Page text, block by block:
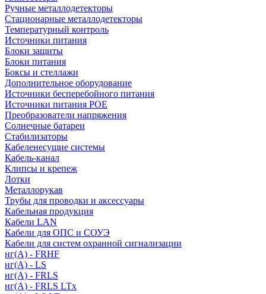
Ручные металлодетекторы
Стационарные металлодетекторы
Температурный контроль
Источники питания
Блоки защиты
Блоки питания
Боксы и стеллажи
Дополнительное оборудование
Источники бесперебойного питания
Источники питания POE
Преобразователи напряжения
Солнечные батареи
Стабилизаторы
Кабеленесущие системы
Кабель-канал
Клипсы и крепеж
Лотки
Металлорукав
Трубы для проводки и аксессуары
Кабельная продукция
Кабели LAN
Кабели для ОПС и СОУЭ
Кабели для систем охранной сигнализации
нг(A) - FRHF
нг(A) - LS
нг(А) - FRLS
нг(А) - FRLS LTx